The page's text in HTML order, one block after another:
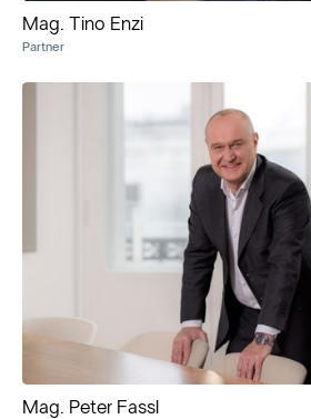
Mag. Tino Enzi
Partner
Mag. Peter Fassl